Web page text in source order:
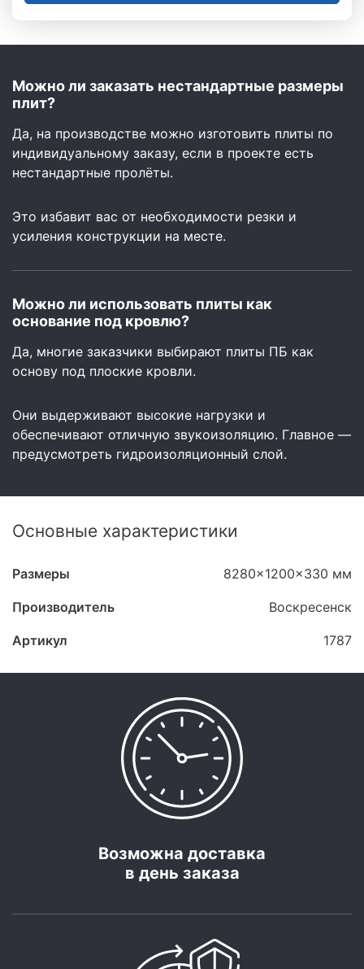
Можно ли заказать нестандартные размеры
плит?
Да, на производстве можно изготовить плиты по
индивидуальному заказу, если в проекте есть
нестандартные пролёты.
Это избавит вас от необходимости резки и
усиления конструкции на месте.
Можно ли использовать плиты как
основание под кровлю?
Да, многие заказчики выбирают плиты ПБ как
основу под плоские кровли.
Они выдерживают высокие нагрузки и
обеспечивают отличную звукоизоляцию. Главное —
предусмотреть гидроизоляционный слой.
Основные характеристики
Размеры 8280x1200x330 мм
Производитель Воскресенск
Артикул 1787
Возможна доставка
в день заказа